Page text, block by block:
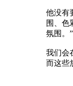
他没有
围、色
氛围。
我们会
而这些